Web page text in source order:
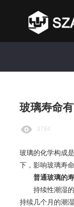
玻璃寿命
3784
玻璃的化学构成
下，影响玻璃寿
普通玻璃的
持续性潮湿的
持续几个月的潮